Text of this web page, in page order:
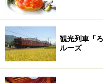
だだ千畳敷は、平均マイ
が吹くと更に体感温度が
をしてお出かけ下さい。
観光列車「
ルーズ